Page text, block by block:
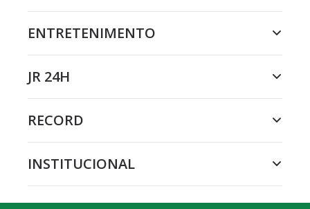
ENTRETENIMENTO
JR 24H
RECORD
INSTITUCIONAL